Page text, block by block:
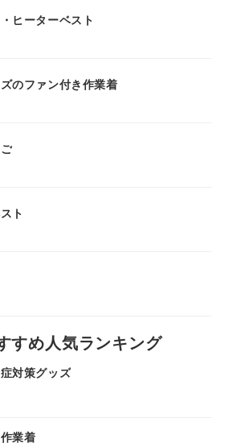
ヒーターベスト
のファン付き作業着
ト
すめ人気ランキング
対策グッズ
業着